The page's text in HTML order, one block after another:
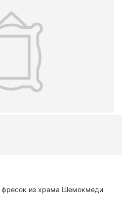
фресок из храма Шемокмеди